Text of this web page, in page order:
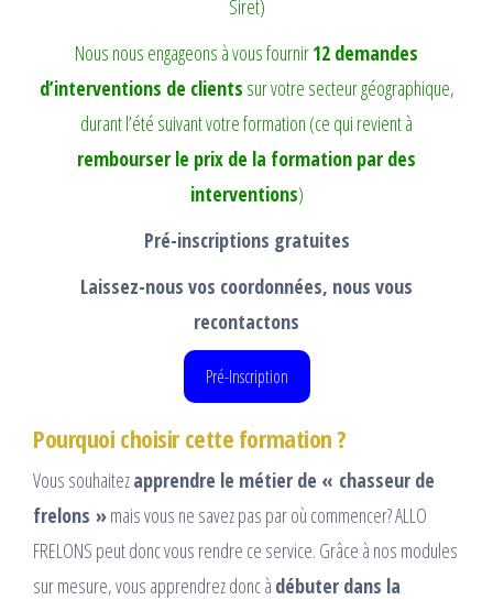
Siret)
Nous nous engageons à vous fournir12 demandes
d’interventions de clients sur votre secteur géographique,
durant l’été suivant votre formation (ce qui revient à
rembourser le prix de la formation par des
interventions)
Pré-inscriptions gratuites
Laissez-nous vos coordonnées, nous vous
recontactons
Pré-Inscription
Pourquoi choisir cette formation ?
Vous souhaitezapprendre le métier de « chasseur de
frelons »mais vous ne savez pas par où commencer? ALLO
FRELONS peut donc vous rendre ce service. Grâce à nos modules
sur mesure, vous apprendrez donc à débuter dans la